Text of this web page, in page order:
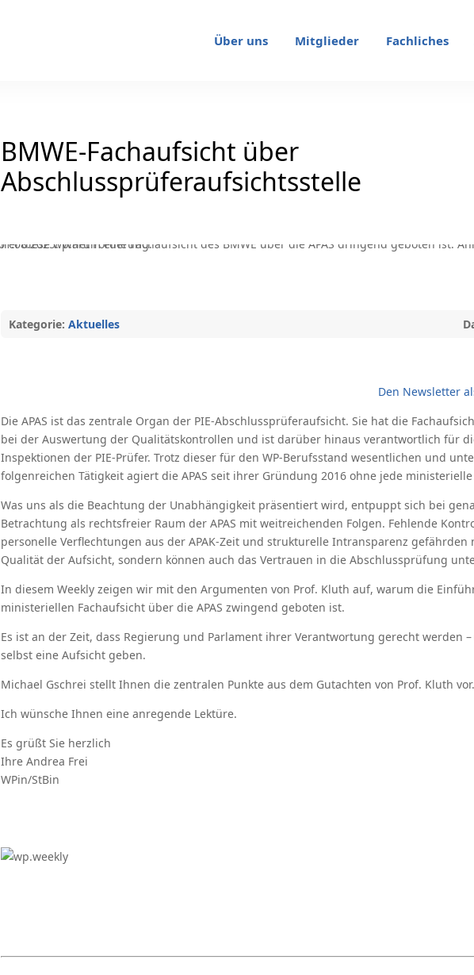
Über uns Mitglieder Fachliches
BMWE-Fachaufsicht über
Abschlussprüferaufsichtsstelle
Kategorie: Aktuelles
Den Newsletter
Die APAS ist das zentrale Organ der PIE-Abschlussprüferaufsicht. Sie hat die
bei der Auswertung der Qualitätskontrollen und ist darüber hinaus verantwortlich für
Inspektionen der PIE-Prüfer. Trotz dieser für den WP-Berufsstand wesentlichen und
folgenreichen Tätigkeit agiert die APAS seit ihrer Gründung 2016 ohne jede
Was uns als die Beachtung der Unabhängigkeit präsentiert wird, entpuppt sich bei
Betrachtung als rechtsfreier Raum der APAS mit weitreichenden Folgen. Fehlende
personelle Verflechtungen aus der APAK-Zeit und strukturelle Intransparenz
Qualität der Aufsicht, sondern können auch das Vertrauen in die Abschlussprüfung
In diesem Weekly zeigen wir mit den Argumenten von Prof. Kluth auf, warum die
ministeriellen Fachaufsicht über die APAS zwingend geboten ist.
Es ist an der Zeit, dass Regierung und Parlament ihrer Verantwortung gerecht werden
selbst eine Aufsicht geben.
Michael Gschrei stellt Ihnen die zentralen Punkte aus dem Gutachten von Prof. Kluth vor.
Ich wünsche Ihnen eine anregende Lektüre.
Es grüßt Sie herzlich
Ihre Andrea Frei
WPin/StBin